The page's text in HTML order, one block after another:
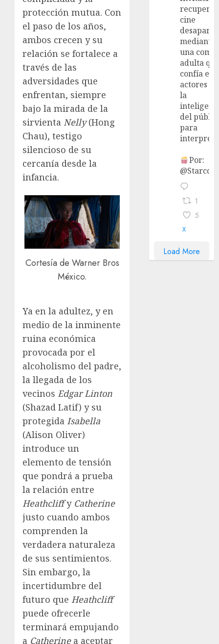
protección mutua. Con
el paso de los años,
ambos crecen y su
relación se fortalece a
través de las
adversidades que
enfrentan, siempre
bajo la mirada de la
sirvienta Nelly(Hong
Chau), testigo
silencioso de su
cercanía desde la
infancia.
Cortesía de Warner Bros
México.
Ya en la adultez, y en
medio de la inminente
ruina económica
provocada por el
alcoholismo del padre,
la llegada de los
vecinos Edgar Linton
(Shazad Latif) y su
protegida Isabella
(Alison Oliver)
introduce un
elemento de tensión
que pondrá a prueba
la relación entre
Heathcliffy Catherine
justo cuando ambos
comprenden la
verdadera naturaleza
de sus sentimientos.
Sin embargo, la
incertidumbre del
futuro que Heathcliff
puede ofrecerle
terminará empujando
a Catherinea aceptar
recupera
cine
mediante
una
adulta
confía en
actores y
la
del
para
Por:
1
5
X
Load More